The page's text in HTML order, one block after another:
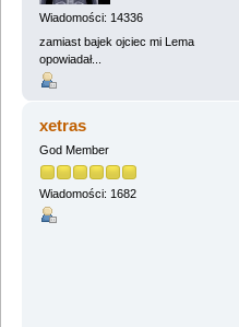
Wiadomości: 14336
zamiast bajek ojciec mi Lema
opowiadał...
xetras
God Member
Wiadomości: 1682